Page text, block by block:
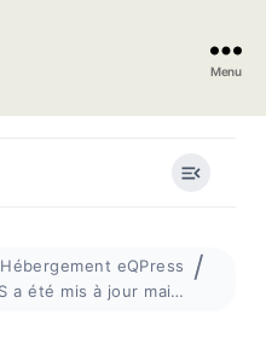
Menu
Hébergement eQPress
Votre DNS a été mis à jour mais vous ne voyez toujours pas votre site ?